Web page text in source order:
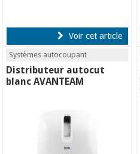
Voir cet article
Systèmes autocoupant
Distributeur autocut
blanc AVANTEAM